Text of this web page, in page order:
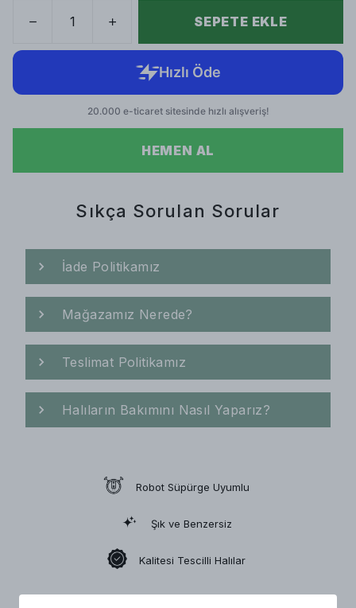
SEPETE EKLE
HEMEN AL
Sıkça Sorulan Sorular
İade Politikamız
Mağazamız Nerede?
Teslimat Politikamız
Halıların Bakımını Nasıl Yaparız?
Robot Süpürge Uyumlu
Şık ve Benzersiz
Kalitesi Tescilli Halılar